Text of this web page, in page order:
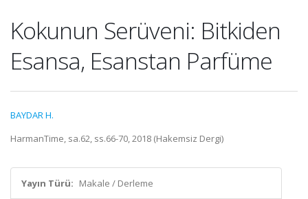
Kokunun Serüveni: Bitkiden
Esansa, Esanstan Parfüme
BAYDAR H.
HarmanTime, sa.62, ss.66-70, 2018 (Hakemsiz Dergi)
Yayın Türü: Makale / Derleme